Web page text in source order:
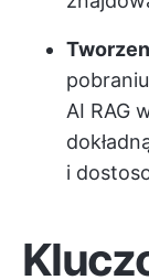
AI RAG
i